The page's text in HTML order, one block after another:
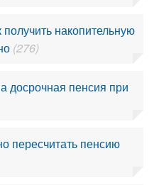
накопительную
(276)
досрочная пенсия при
пересчитать пенсию